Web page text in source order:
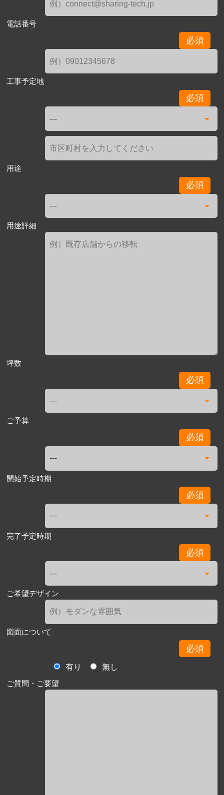
電話番号
必須
工事予定地
必須
用途
必須
用途詳細
坪数
必須
ご予算
必須
開始予定時期
必須
完了予定時期
必須
ご希望デザイン
図面について
必須
有り
無し
ご質問・ご要望